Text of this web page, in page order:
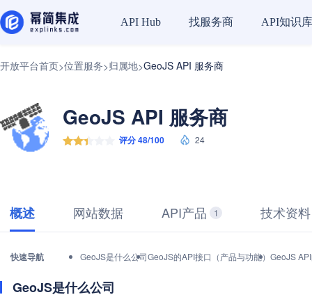
API Hub 找服务商 API知识库
开放平台首页>位置服务>归属地>GeoJS API 服务商
GeoJS API 服务商
评分 48/100 24
概述 网站数据 API产品 1 技术资料
快速导航 GeoJS是什么公司GeoJS的API接口（产品与功能） GeoJS
GeoJS是什么公司